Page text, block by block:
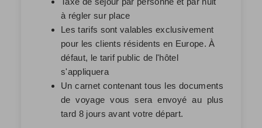
à régler sur place
Les tarifs sont valables exclusivement
pour les clients résidents en Europe. À
défaut, le tarif public de l'hôtel
s'appliquera
Un carnet contenant tous les documents
de voyage vous sera envoyé au plus
tard 8 jours avant votre départ.